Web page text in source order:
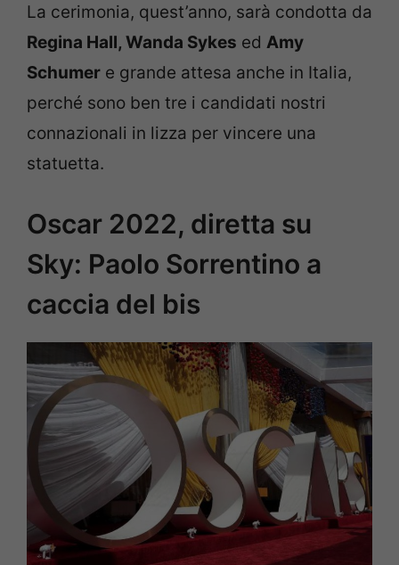
La cerimonia, quest’anno, sarà condotta da
Regina Hall, Wanda Sykes ed Amy
Schumer e grande attesa anche in Italia,
perché sono ben tre i candidati nostri
connazionali in lizza per vincere una
statuetta.
Oscar 2022, diretta su
Sky: Paolo Sorrentino a
caccia del bis